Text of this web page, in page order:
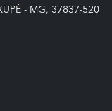
- MG, 37837-520